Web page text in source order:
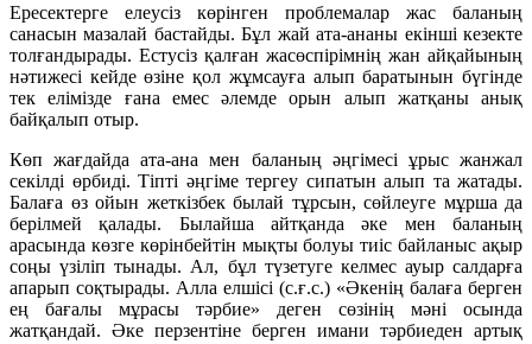
Ересектерге елеусіз көрінген проблемалар жас баланың
санасын мазалай бастайды. Бұл жай ата-ананы екінші кезекте
толғандырады. Естусіз қалған жасөспірімнің жан айқайының
нәтижесі кейде өзіне қол жұмсауға алып баратынын бүгінде
тек елімізде ғана емес әлемде орын алып жатқаны анық
байқалып отыр.
Көп жағдайда ата-ана мен баланың әңгімесі ұрыс жанжал
секілді өрбиді. Тіпті әңгіме тергеу сипатын алып та жатады.
Балаға өз ойын жеткізбек былай тұрсын, сөйлеуге мұрша да
берілмей қалады. Былайша айтқанда әке мен баланың
арасында көзге көрінбейтін мықты болуы тиіс байланыс ақыр
соңы үзіліп тынады. Ал, бұл түзетуге келмес ауыр салдарға
апарып соқтырады. Алла елшісі (с.ғ.с.) «Әкенің балаға берген
ең бағалы мұрасы тәрбие» деген сөзінің мәні осында
жатқандай. Әке перзентіне берген имани тәрбиеден артық